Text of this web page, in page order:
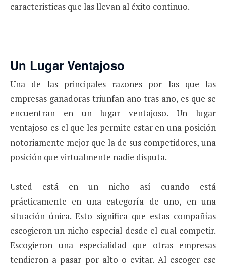
caracteristicas que las llevan al éxito continuo.
Un Lugar Ventajoso
Una de las principales razones por las que las
empresas ganadoras triunfan año tras año, es que se
encuentran en un lugar ventajoso. Un lugar
ventajoso es el que les permite estar en una posición
notoriamente mejor que la de sus competidores, una
posición que virtualmente nadie disputa.
Usted está en un nicho así cuando está
prácticamente en una categoría de uno, en una
situación única. Esto significa que estas compañías
escogieron un nicho especial desde el cual competir.
Escogieron una especialidad que otras empresas
tendieron a pasar por alto o evitar. Al escoger ese